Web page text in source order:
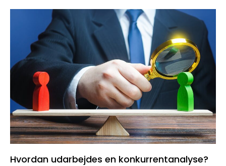
Hvordan udarbejdes en konkurrentanalyse?